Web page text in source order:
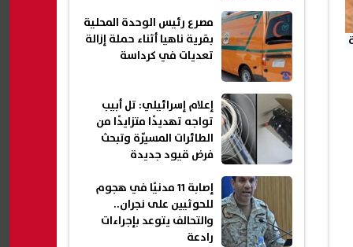
مصرع رئيس الوحدة المحلية
بقرية ناهيا أثناء حملة إزالة
تعديات في كرداسة
إعلام إسرائيلي: تل أبيب
تواجه تهديدًا متزايدًا من
الطائرات المسيّرة وتبحث
فرض قيود جديدة
إصابة 11 مدنيًا في هجوم
للحوثيين على نجران..
والتحالف يتوعد بإجراءات
رادعة